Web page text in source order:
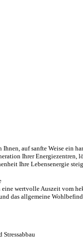
auf sanfte Weise ein
Ihrer Energiezentren,
Ihre Lebensenergie
wertvolle Auszeit vom
das allgemeine
Stressabbau